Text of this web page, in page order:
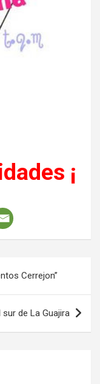
¡
Cerrejon”
de La Guajira